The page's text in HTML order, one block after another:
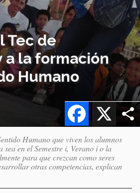
Tec de
a la formación
Humano
X
Facebook
Humano que viven los alumnos
sea en el Semestre i, Verano i o la
para que crezcan como seres
otras competencias, explican